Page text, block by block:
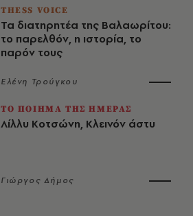
THESS VOICE
Τα διατηρητέα της Βαλαωρίτου:
το παρελθόν, η ιστορία, το
παρόν τους
Ελένη Τρούγκου
ΤΟ ΠΟΙΗΜΑ ΤΗΣ ΗΜΕΡΑΣ
Λίλλυ Κοτσώνη, Κλεινόν άστυ
Γιώργος Δήμος